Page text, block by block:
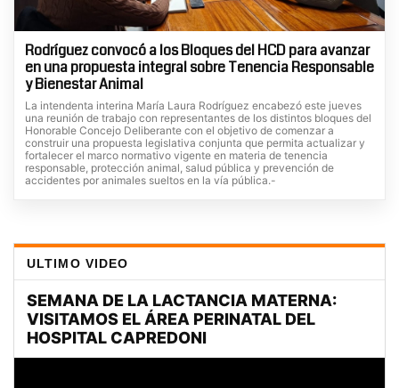
Rodríguez convocó a los Bloques del HCD para avanzar
en una propuesta integral sobre Tenencia Responsable
y Bienestar Animal
La intendenta interina María Laura Rodríguez encabezó este jueves
una reunión de trabajo con representantes de los distintos bloques del
Honorable Concejo Deliberante con el objetivo de comenzar a
construir una propuesta legislativa conjunta que permita actualizar y
fortalecer el marco normativo vigente en materia de tenencia
responsable, protección animal, salud pública y prevención de
accidentes por animales sueltos en la vía pública.-
ULTIMO VIDEO